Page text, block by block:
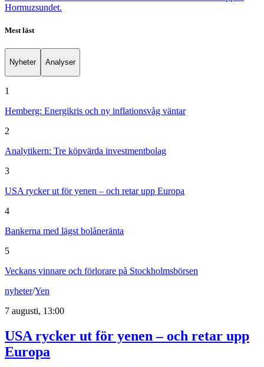
Hormuzsundet.
Mest läst
Nyheter Analyser
1
Hemberg: Energikris och ny inflationsvåg väntar
2
Analytikern: Tre köpvärda investmentbolag
3
USA rycker ut för yenen – och retar upp Europa
4
Bankerna med lägst bolåneränta
5
Veckans vinnare och förlorare på Stockholmsbörsen
nyheter/Yen
7 augusti, 13:00
USA rycker ut för yenen – och retar upp
Europa